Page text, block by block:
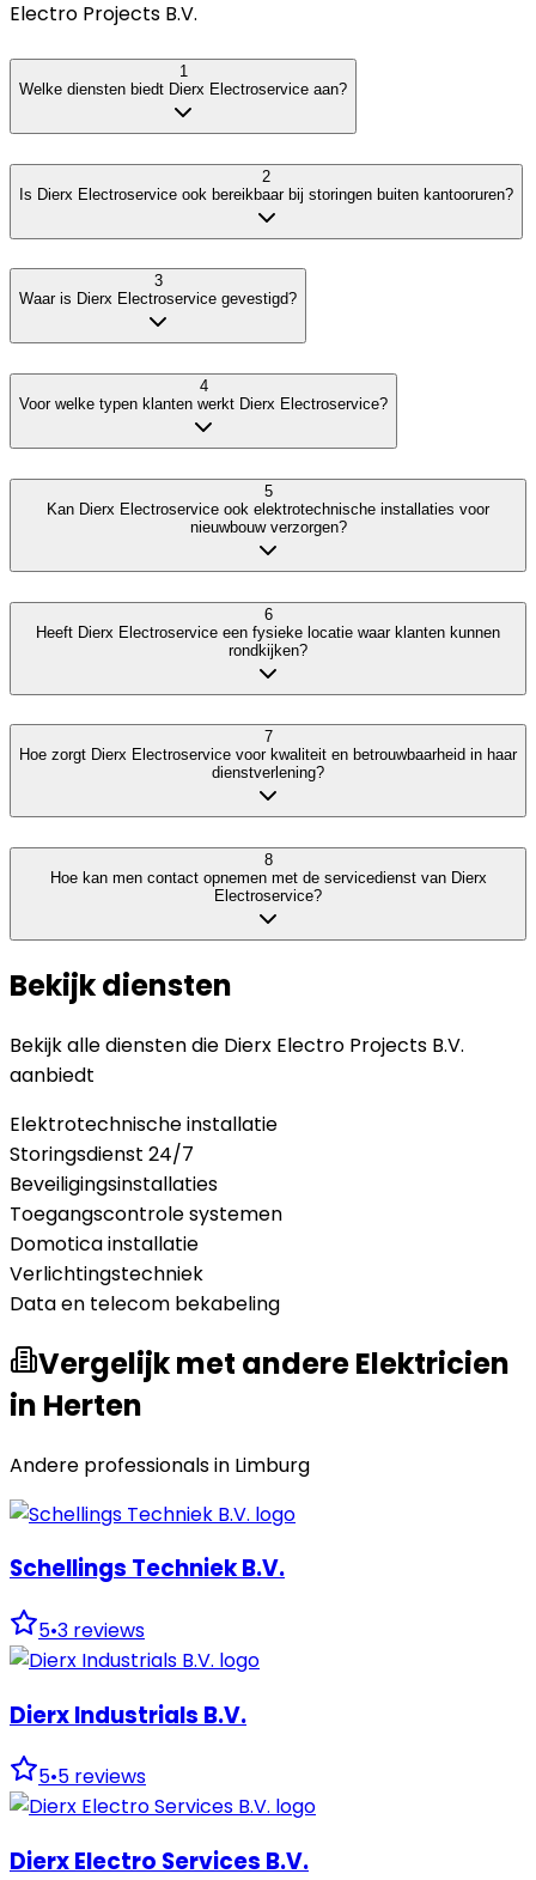
Electro Projects B.V.
1
Welke diensten biedt Dierx Electroservice aan?
2
Is Dierx Electroservice ook bereikbaar bij storingen buiten kantooruren?
3
Waar is Dierx Electroservice gevestigd?
4
Voor welke typen klanten werkt Dierx Electroservice?
5
Kan Dierx Electroservice ook elektrotechnische installaties voor
nieuwbouw verzorgen?
6
Heeft Dierx Electroservice een fysieke locatie waar klanten kunnen
rondkijken?
7
Hoe zorgt Dierx Electroservice voor kwaliteit en betrouwbaarheid in haar
dienstverlening?
8
Hoe kan men contact opnemen met de servicedienst van Dierx
Electroservice?
Bekijk diensten
Bekijk alle diensten die Dierx Electro Projects B.V.
aanbiedt
Elektrotechnische installatie
Storingsdienst 24/7
Beveiligingsinstallaties
Toegangscontrole systemen
Domotica installatie
Verlichtingstechniek
Data en telecom bekabeling
Vergelijk met andere Elektricien
in Herten
Andere professionals in Limburg
Schellings Techniek B.V.
5•3 reviews
Dierx Industrials B.V.
5•5 reviews
Dierx Electro Services B.V.